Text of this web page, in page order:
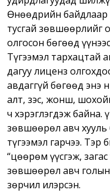
Өнөөдрийн байдлаар
тусгай зөвшөөрлийг
олгосон бөгөөд
Түгээмэл тархацтай
дагуу лиценз
авдаггүй бөгөөд энэ
алт, зэс, жонш,
ч хэрэглэгдэж байна.
зөвшөөрөл авч хууль
түгээмэл гарчээ. Тэр
“цөөрөм үүсгэж,
зөвшөөрөл авч
зөрчил илэрсэн.